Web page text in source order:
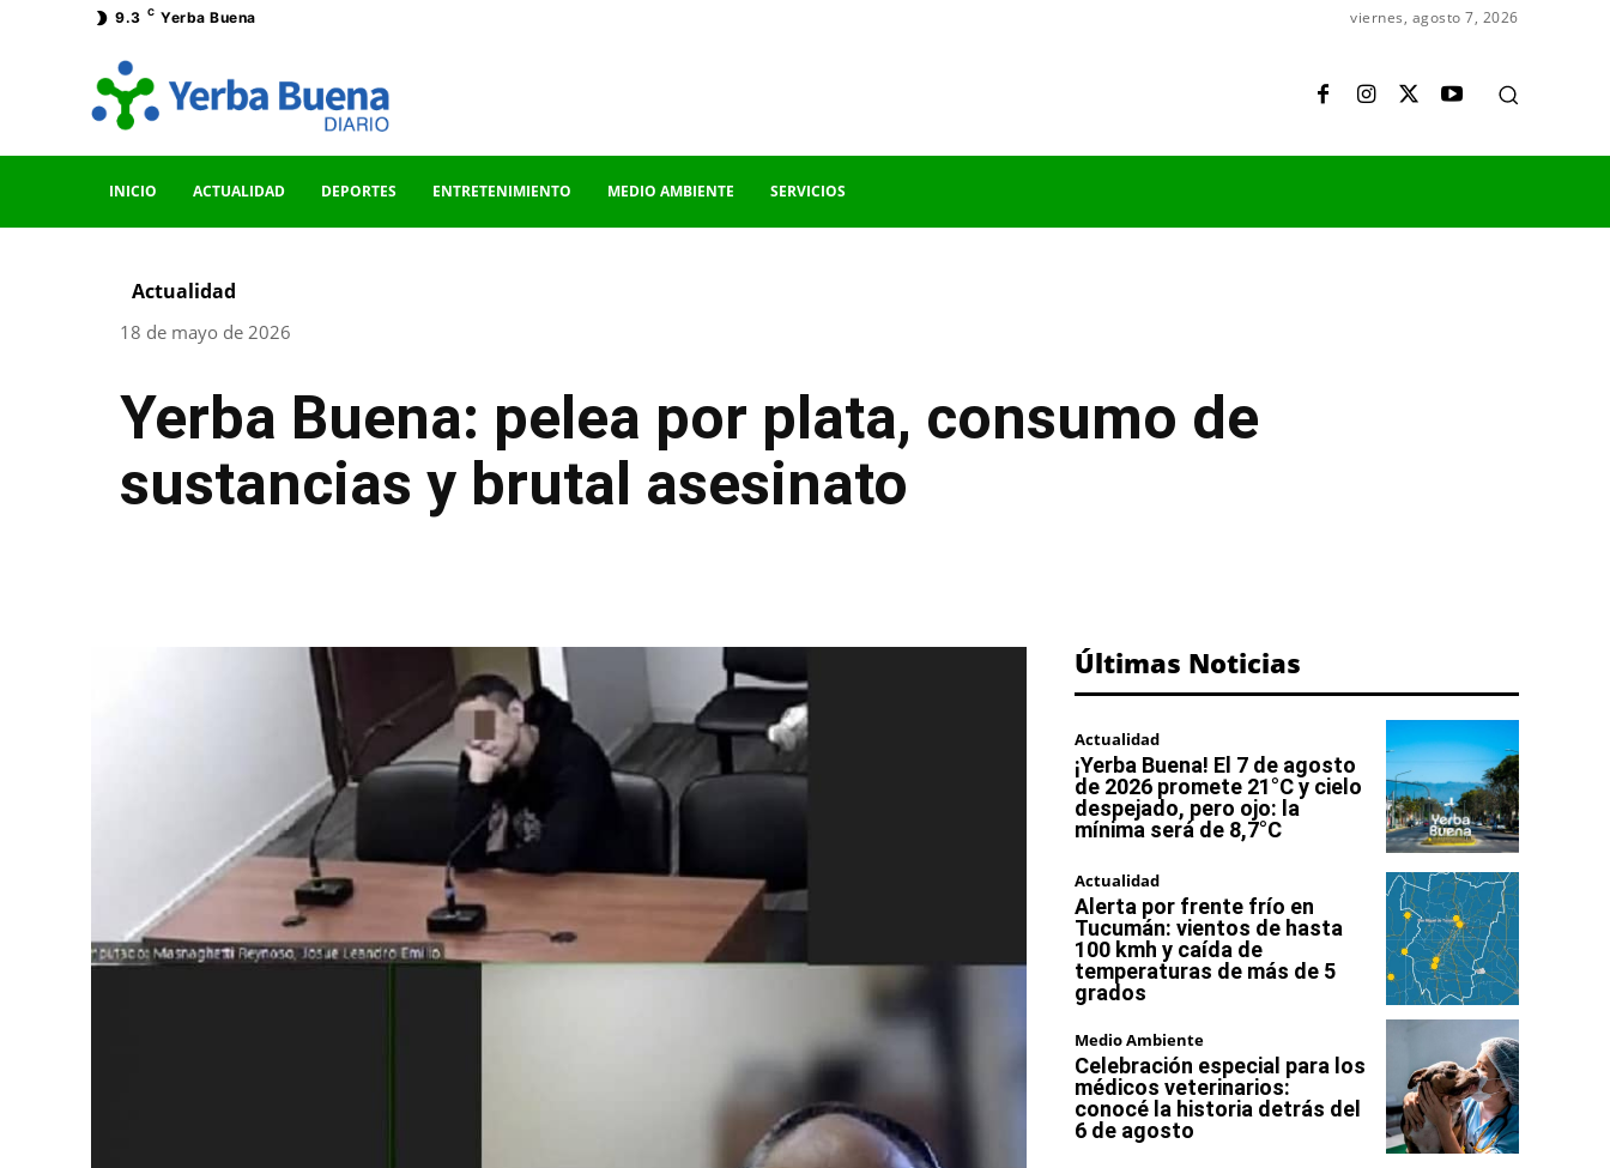
9.3 C Yerba Buena viernes, agosto 7, 2026
INICIO ACTUALIDAD DEPORTES ENTRETENIMIENTO MEDIO AMBIENTE SERVICIOS
Actualidad
18 de mayo de 2026
Yerba Buena: pelea por plata, consumo de
sustancias y brutal asesinato
Últimas Noticias
Actualidad
¡Yerba Buena! El 7 de agosto
de 2026 promete 21°C y cielo
despejado, pero ojo: la
mínima será de 8,7°C
Actualidad
Alerta por frente frío en
Tucumán: vientos de hasta
100 kmh y caída de
temperaturas de más de 5
grados
Medio Ambiente
Celebración especial para los
médicos veterinarios:
conocé la historia detrás del
6 de agosto